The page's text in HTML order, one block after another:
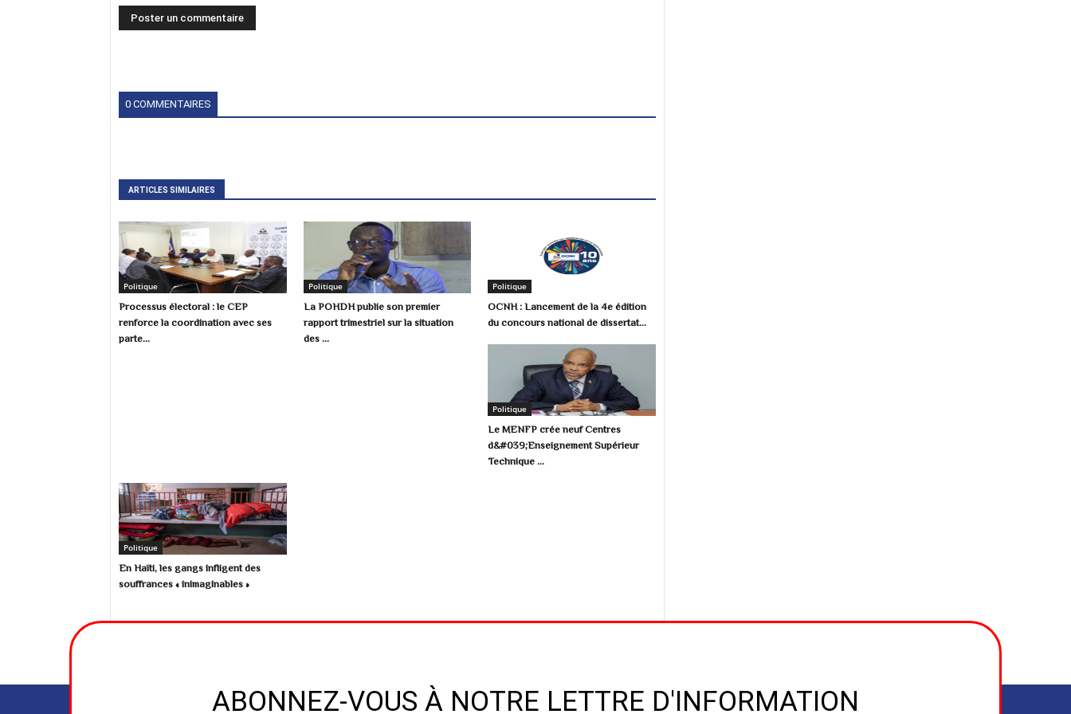
0 COMMENTAIRES
ARTICLES SIMILAIRES
Politique
Processus électoral : le CEP
renforce la coordination avec ses
parte...
Politique
La POHDH publie son premier
rapport trimestriel sur la situation
des ...
Politique
OCNH : Lancement de la 4e édition
du concours national de dissertat...
Politique
Le MENFP crée neuf Centres
d&#039;Enseignement Supérieur
Technique ...
Politique
En Haïti, les gangs infligent des
souffrances « inimaginables »
ABONNEZ-VOUS À NOTRE LETTRE D'INFORMATION